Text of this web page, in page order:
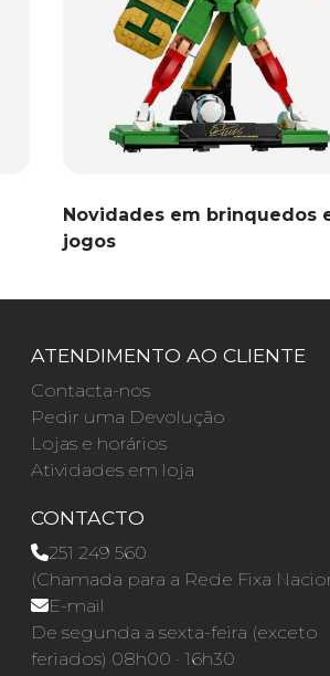
Novidades em brinquedos
jogos
ATENDIMENTO AO CLIENTE
Contacta-nos
Pedir uma Devolução
Lojas e horários
Atividades em loja
CONTACTO
251 249 560
(Chamada para a Rede Fixa
E-mail
De segunda a sexta-feira (exceto
feriados) 08h00 · 16h30